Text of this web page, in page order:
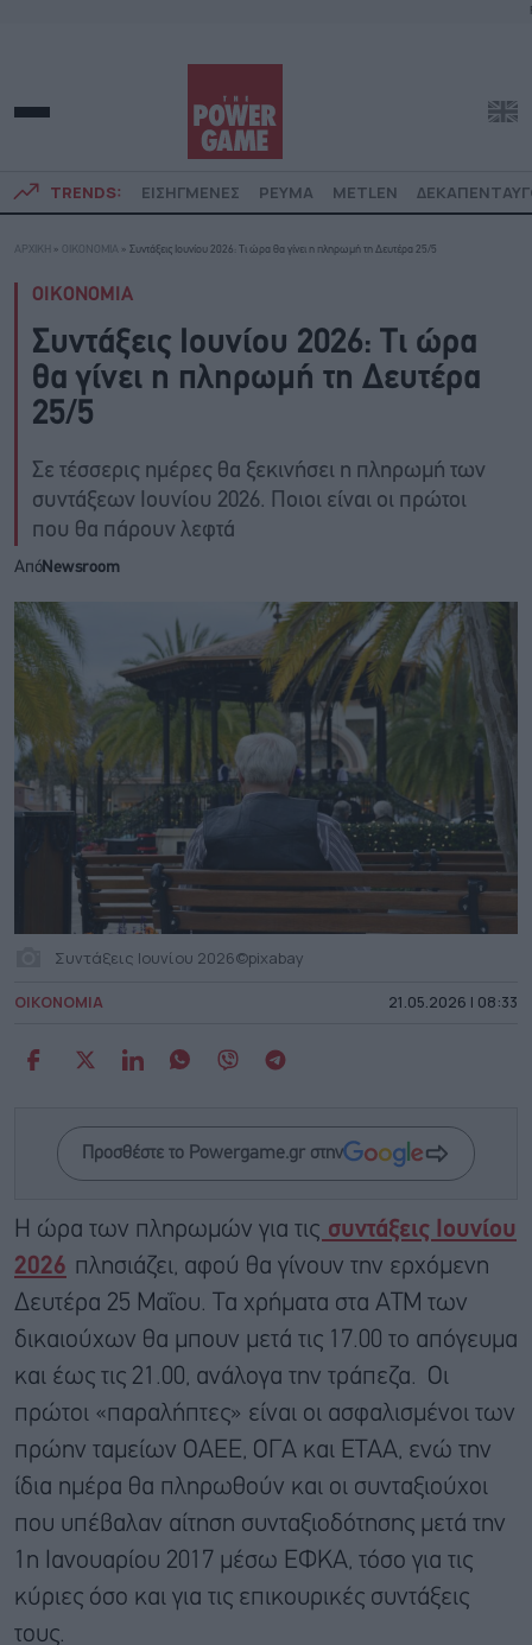
TRENDS: ΕΙΣΗΓΜΕΝΕΣ ΡΕΥΜΑ METLEN
ΑΡΧΙΚΗ » ΟΙΚΟΝΟΜΙΑ » Συντάξεις Ιουνίου 2026: Τι ώρα θα γίνει η πληρωμή τη Δευτέρα 25/5
ΟΙΚΟΝΟΜΙΑ
Συντάξεις Ιουνίου 2026: Τι ώρα
θα γίνει η πληρωμή τη Δευτέρα
25/5
Σε τέσσερις ημέρες θα ξεκινήσει η πληρωμή των
συντάξεων Ιουνίου 2026. Ποιοι είναι οι πρώτοι
που θα πάρουν λεφτά
ΑπόNewsroom
Συντάξεις Ιουνίου 2026©pixabay
ΟΙΚΟΝΟΜΙΑ 21.05.2026 | 08:33
Προσθέστε το Powergame.gr στην
Η ώρα των πληρωμών για τις συντάξεις Ιουνίου
2026 πλησιάζει, αφού θα γίνουν την ερχόμενη
Δευτέρα 25 Μαΐου. Τα χρήματα στα ΑΤΜ των
δικαιούχων θα μπουν μετά τις 17.00 το απόγευμα
και έως τις 21.00, ανάλογα την τράπεζα. Οι
πρώτοι «παραλήπτες» είναι οι ασφαλισμένοι των
πρώην ταμείων ΟΑΕΕ, ΟΓΑ και ΕΤΑΑ, ενώ την
ίδια ημέρα θα πληρωθούν και οι συνταξιούχοι
που υπέβαλαν αίτηση συνταξιοδότησης μετά την
1η Ιανουαρίου 2017 μέσω ΕΦΚΑ, τόσο για τις
κύριες όσο και για τις επικουρικές συντάξεις
τους.